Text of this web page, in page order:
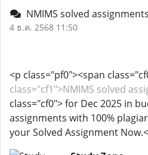
NMIMS solved assignments
4 ธ.ค. 2568 11:50
<p class="pf0"><span
class="cf1">NMIMS solved
class="cf0"> for Dec 2025 in
assignments with 100%
your Solved Assignment